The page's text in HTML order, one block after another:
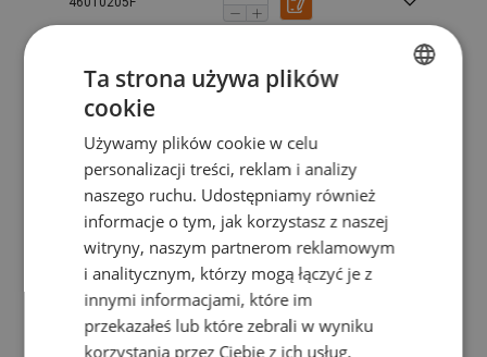
46010207F
46010217F
Materiał:
Znakowanie:
Zakres temperatur:
Zakończenie:
standard:
Rozmiar DOR DOR DOR
ENGLISH TRANSLATION
Ta strona używa plików
cookie
Używamy plików cookie w celu
personalizacji treści, reklam i analizy
naszego ruchu. Udostępniamy również
informacje o tym, jak korzystasz z naszej
witryny, naszym partnerom reklamowym
i analitycznym, którzy mogą łączyć je z
innymi informacjami, które im
przekazałeś lub które zebrali w wyniku
korzystania przez Ciebie z ich usług.